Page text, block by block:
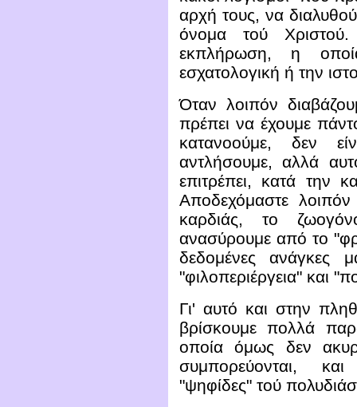
αρχή τους, να
όνομα τού Χριστού.
εκπλήρωση, η
εσχατολογική ή την
Όταν λοιπόν
πρέπει να έχουμε
κατανοούμε, δεν
αντλήσουμε, αλλά
επιτρέπει, κατά την
Αποδεχόμαστε
καρδιάς, το
ανασύρουμε από το
δεδομένες ανάγκες
"φιλοπεριέργεια" και
Γι' αυτό και στην
βρίσκουμε πολλά
οποία όμως δεν
συμπορεύονται,
"ψηφίδες" τού